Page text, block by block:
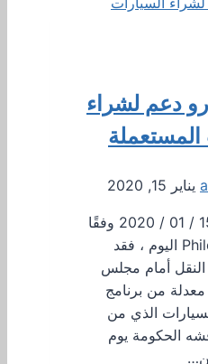
يورو دعم لشراء
المستعملة
يناير 15, 2020
تاريخ النشر: 15 / 01 / 2020 وفقًا
لـ Phileleftheros اليوم ، فقد
أمام مجلس
من برنامج
الذي من
الحكومة يوم